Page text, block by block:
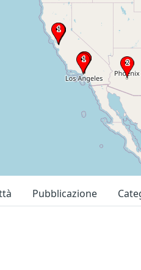
Pubblicazione